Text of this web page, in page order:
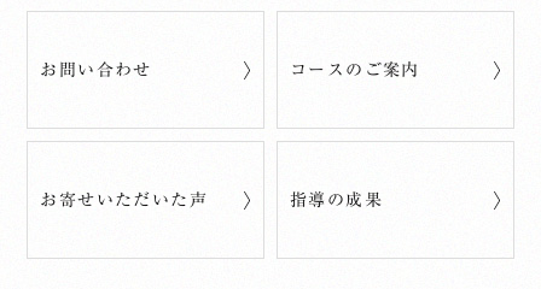
お問い合わせ コースのご案内
お寄せいただいた声 指導の成果